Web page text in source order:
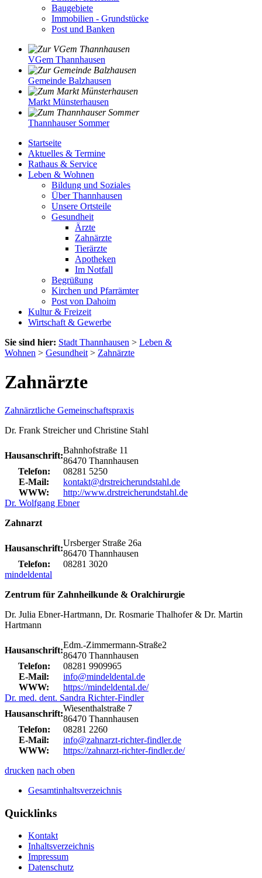
Baugebiete
Immobilien - Grundstücke
Post und Banken
VGem Thannhausen
Gemeinde Balzhausen
Markt Münsterhausen
Thannhauser Sommer
Startseite
Aktuelles & Termine
Rathaus & Service
Leben & Wohnen
Bildung und Soziales
Über Thannhausen
Unsere Ortsteile
Gesundheit
Ärzte
Zahnärzte
Tierärzte
Apotheken
Im Notfall
Begrüßung
Kirchen und Pfarrämter
Post von Dahoim
Kultur & Freizeit
Wirtschaft & Gewerbe
Sie sind hier: Stadt Thannhausen > Leben &
Wohnen > Gesundheit > Zahnärzte
Zahnärzte
Zahnärztliche Gemeinschaftspraxis
Dr. Frank Streicher und Christine Stahl
Hausanschrift:
Bahnhofstraße 11
86470 Thannhausen
Telefon:
08281 5250
E-Mail:
kontakt@drstreicherundstahl.de
WWW:
http://www.drstreicherundstahl.de
Dr. Wolfgang Ebner
Zahnarzt
Hausanschrift:
Ursberger Straße 26a
86470 Thannhausen
Telefon:
08281 3020
mindeldental
Zentrum für Zahnheilkunde & Oralchirurgie
Dr. Julia Ebner-Hartmann, Dr. Rosmarie Thalhofer & Dr. Martin
Hartmann
Hausanschrift:
Edm.-Zimmermann-Straße2
86470 Thannhausen
Telefon:
08281 9909965
E-Mail:
info@mindeldental.de
WWW:
https://mindeldental.de/
Dr. med. dent. Sandra Richter-Findler
Hausanschrift:
Wiesenthalstraße 7
86470 Thannhausen
Telefon:
08281 2260
E-Mail:
info@zahnarzt-richter-findler.de
WWW:
https://zahnarzt-richter-findler.de/
drucken nach oben
Gesamtinhaltsverzeichnis
Quicklinks
Kontakt
Inhaltsverzeichnis
Impressum
Datenschutz